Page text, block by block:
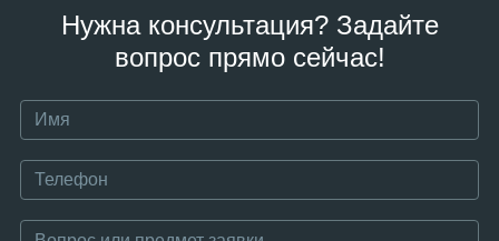
Нужна консультация? Задайте
вопрос прямо сейчас!